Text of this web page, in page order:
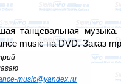
танцевальная
music на DVD. Заказ
music@yandex.ru